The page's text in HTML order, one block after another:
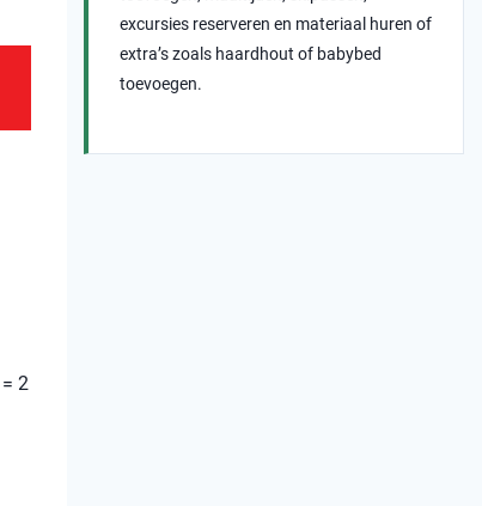
2
excursies reserveren en materiaal huren of
extra’s zoals haardhout of babybed
toevoegen.